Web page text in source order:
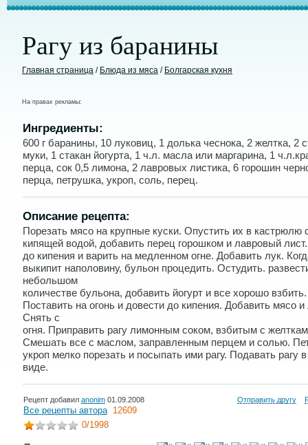
Рагу из баранины
Главная страница / Блюда из мяса / Болгарская кухня
На правах рекламы:
Ингредиенты:
600 г баранины, 10 луковиц, 1 долька чеснока, 2 желтка, 2
муки, 1 стакан йогурта, 1 ч.л. масла или маргарина, 1
перца, сок 0,5 лимона, 2 лавровых листика, 6 горошин
перца, петрушка, укроп, соль, перец.
Описание рецепта:
Порезать мясо на крупные куски. Опустить их в кастрюлю
кипящей водой, добавить перец горошком и лавровый
до кипения и варить на медленном огне. Добавить лук.
выкипит наполовину, бульон процедить. Остудить.
небольшом
количестве бульона, добавить йогурт и все хорошо взбить.
Поставить на огонь и довести до кипения. Добавить мясо и
Снять с
огня. Приправить рагу лимонным соком, взбитым с
Смешать все с маслом, заправленным перцем и солью.
укроп мелко порезать и посыпать ими рагу. Подавать рагу
виде.
Рецепт добавил anonim 01.09.2008 Отправить другу
Все рецепты автора 12609
0/1998